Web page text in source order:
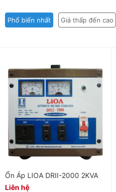
Phổ biến nhất Giá thấp đến cao
Ổn Áp LIOA DRII-2000 2KVA
Liên hệ